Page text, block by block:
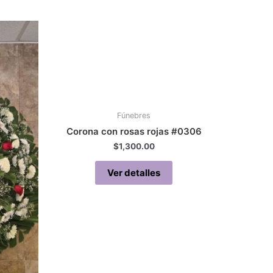
Fúnebres
Corona con rosas rojas #0306
$1,300.00
Ver detalles